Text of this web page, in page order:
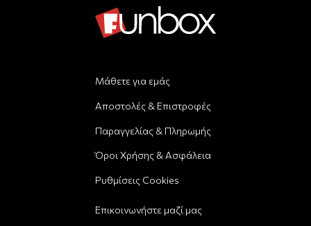
Μάθετε για εμάς
Αποστολές & Επιστροφές
Παραγγελίας & Πληρωμής
Όροι Χρήσης & Ασφάλεια
Ρυθμίσεις Cookies
Επικοινωνήστε μαζί μας